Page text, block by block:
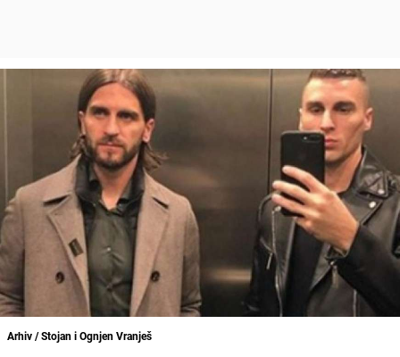
Arhiv / Stojan i Ognjen Vranješ